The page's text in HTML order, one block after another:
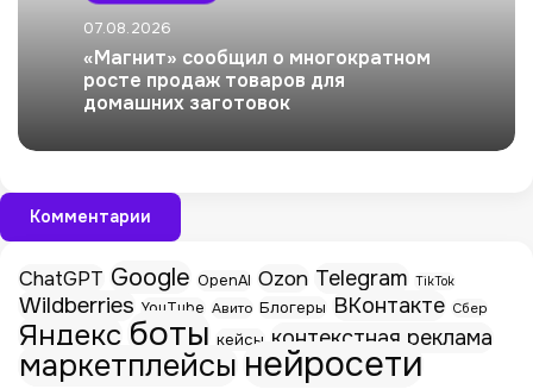
07.08.2026
«Магнит» сообщил о многократном
росте продаж товаров для
домашних заготовок
Комментарии
ChatGPT Google OpenAI Ozon Telegram TikTok
Wildberries YouTube Авито Блогеры ВКонтакте Сбер
Яндекс боты кейсы контекстная реклама
маркетплейсы нейросети